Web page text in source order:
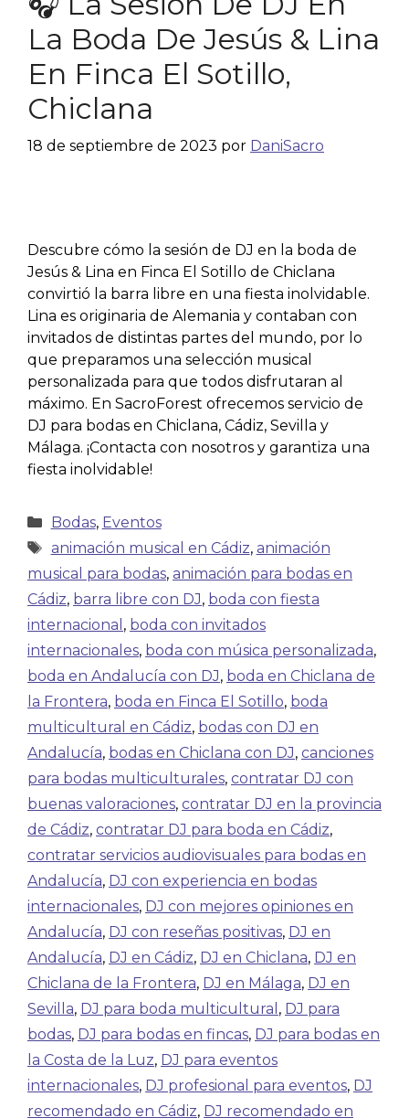
La Boda De Jesús & Lina
En Finca El Sotillo,
Chiclana
18 de septiembre de 2023 por DaniSacro
Descubre cómo la sesión de DJ en la boda de
Jesús & Lina en Finca El Sotillo de Chiclana
convirtió la barra libre en una fiesta inolvidable.
Lina es originaria de Alemania y contaban con
invitados de distintas partes del mundo, por lo
que preparamos una selección musical
personalizada para que todos disfrutaran al
máximo. En SacroForest ofrecemos servicio de
DJ para bodas en Chiclana, Cádiz, Sevilla y
Málaga. ¡Contacta con nosotros y garantiza una
fiesta inolvidable!
Bodas, Eventos
animación musical en Cádiz, animación
musical para bodas, animación para bodas en
Cádiz, barra libre con DJ, boda con fiesta
internacional , boda con invitados
internacionales, boda con música personalizada,
boda en Andalucía con DJ, boda en Chiclana de
la Frontera, boda en Finca El Sotillo, boda
multicultural en Cádiz, bodas con DJ en
Andalucía, bodas en Chiclana con DJ, canciones
para bodas multiculturales, contratar DJ con
buenas valoraciones, contratar DJ en la provincia
de Cádiz, contratar DJ para boda en Cádiz,
contratar servicios audiovisuales para bodas en
Andalucía, DJ con experiencia en bodas
internacionales, DJ con mejores opiniones en
Andalucía, DJ con reseñas positivas, DJ en
Andalucía, DJ en Cádiz, DJ en Chiclana, DJ en
Chiclana de la Frontera, DJ en Málaga, DJ en
Sevilla, DJ para boda multicultural , DJ para
bodas, DJ para bodas en fincas, DJ para bodas en
la Costa de la Luz, DJ para eventos
internacionales, DJ profesional para eventos, DJ
recomendado en Cádiz, DJ recomendado en